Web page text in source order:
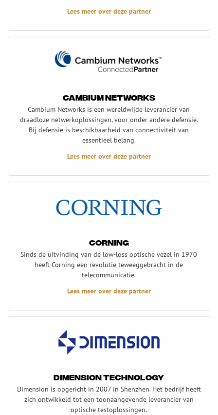
Lees meer over deze partner
Cambium Networks
Cambium Networks is een wereldwijde leverancier van
draadloze netwerkoplossingen, voor onder andere defensie.
Bij defensie is beschikbaarheid van connectiviteit van
essentieel belang.
Lees meer over deze partner
Corning
Sinds de uitvinding van de low-loss optische vezel in 1970
heeft Corning een revolutie teweeggebracht in de
telecommunicatie.
Lees meer over deze partner
Dimension Technology
Dimension is opgericht in 2007 in Shenzhen. Het bedrijf heeft
zich ontwikkeld tot een toonaangevende leverancier van
optische testoplossingen.